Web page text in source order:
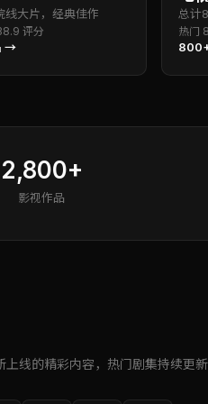
线大片，经典佳作
8.9 评分
→
总计
热门
2,800+
影视作品
上线的精彩内容，热门剧集持续更